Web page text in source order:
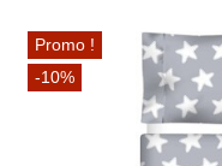
Promo !
-10%